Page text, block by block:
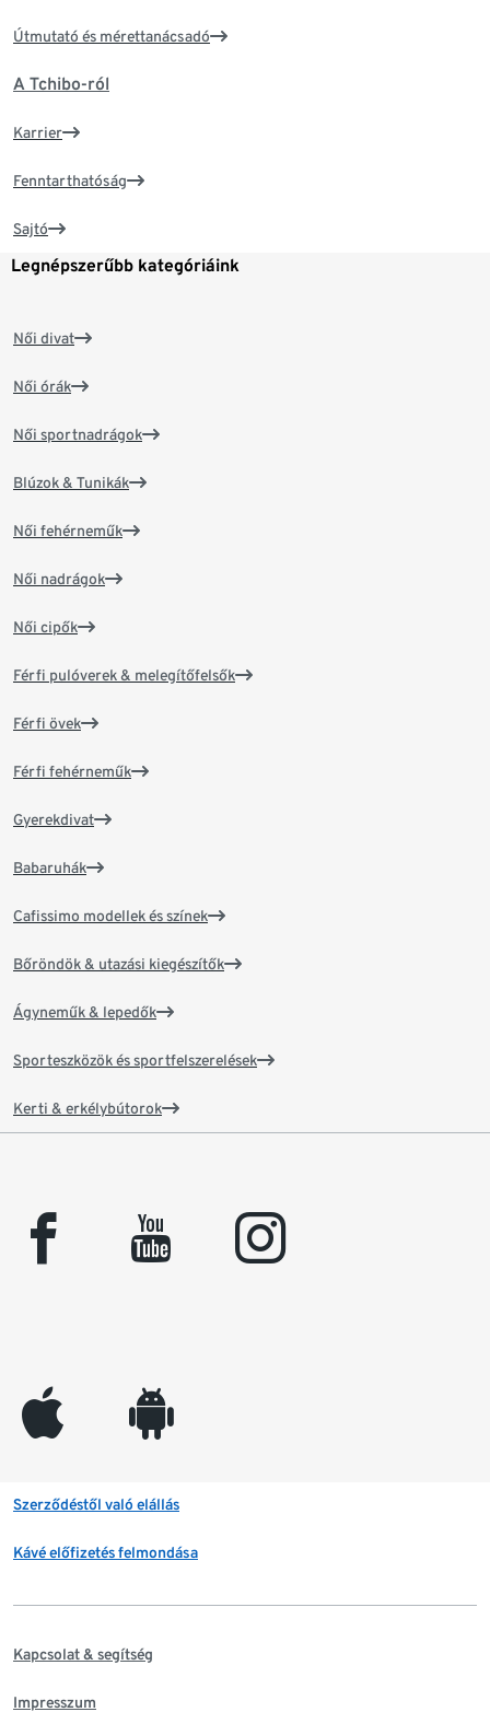
Útmutató és mérettanácsadó
A Tchibo-ról
Karrier
Fenntarthatóság
Sajtó
Legnépszerűbb kategóriáink
Női divat
Női órák
Női sportnadrágok
Blúzok & Tunikák
Női fehérneműk
Női nadrágok
Női cipők
Férfi pulóverek & melegítőfelsők
Férfi övek
Férfi fehérneműk
Gyerekdivat
Babaruhák
Cafissimo modellek és színek
Bőröndök & utazási kiegészítők
Ágyneműk & lepedők
Sporteszközök és sportfelszerelések
Kerti & erkélybútorok
facebook youtube instagram
appleinc android
Szerződéstől való elállás
Kávé előfizetés felmondása
Kapcsolat & segítség
Impresszum